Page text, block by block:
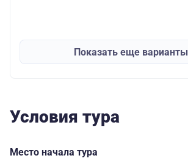
Показать еще варианты
Условия тура
Место начала тура